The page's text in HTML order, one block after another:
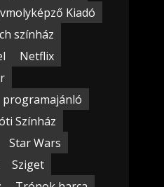
Kiadó
színház
Netflix
programajánló
Színház
Star Wars
Sziget